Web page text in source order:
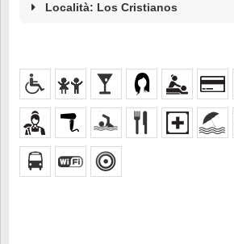
Località: Los Cristianos